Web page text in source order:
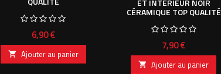
Prix
6,90 €
 Ajouter au panier
ET INTÉRIEUR NOIR
CÉRAMIQUE TOP QUALITÉ
Prix
7,90 €
 Ajouter au panier